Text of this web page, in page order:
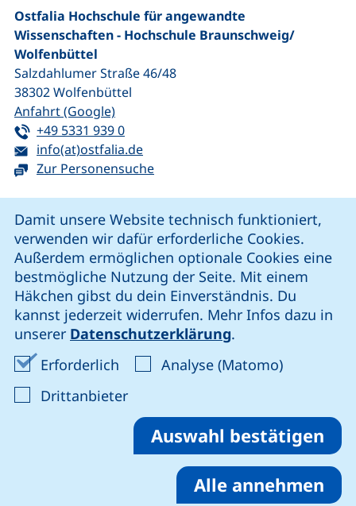
Damit unsere Website technisch funktioniert,
verwenden wir dafür erforderliche Cookies.
Außerdem ermöglichen optionale Cookies eine
bestmögliche Nutzung der Seite. Mit einem
Häkchen gibst du dein Einverständnis. Du
kannst jederzeit widerrufen. Mehr Infos dazu in
unserer Datenschutzerklärung.
Erforderlich Erforderliche Cookies akzeptieren
Analyse (Matomo)Analyse-
Drittanbieter: Cookies von Drittanbieter
Auswahl bestätigen
Alle annehmen
Ostfalia Hochschule für angewandte
Wissenschaften - Hochschule Braunschweig/​
Wolfenbüttel
Salzdahlumer Straße 46/48
38302Wolfenbüttel
Anfahrt (Google)(externer Link, öffnet neues Fenster)
Tel:
+49 5331 939 0(startet einen Telefonanruf, wenn Ihr
E-Mail:
info(at)ostfalia.de(öffnet Ihr E-Mail-Programm)
Zur Personensuche
unsere Facebook-Seite (externer Link, öffnet neues
unsere LinkedIn-Seite (externer Link, öffnet
unsere Instagram-Seite (externer Link,
unsere YouTube-Seite (externer
Cookie-Einstellungen
Impressum
Datenschutz
Erklärung zur Barrierefreiheit